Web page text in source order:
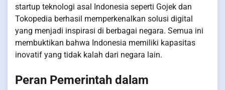
startup teknologi asal Indonesia seperti Gojek dan
Tokopedia berhasil memperkenalkan solusi digital
yang menjadi inspirasi di berbagai negara. Semua ini
membuktikan bahwa Indonesia memiliki kapasitas
inovatif yang tidak kalah dari negara lain.
Peran Pemerintah dalam